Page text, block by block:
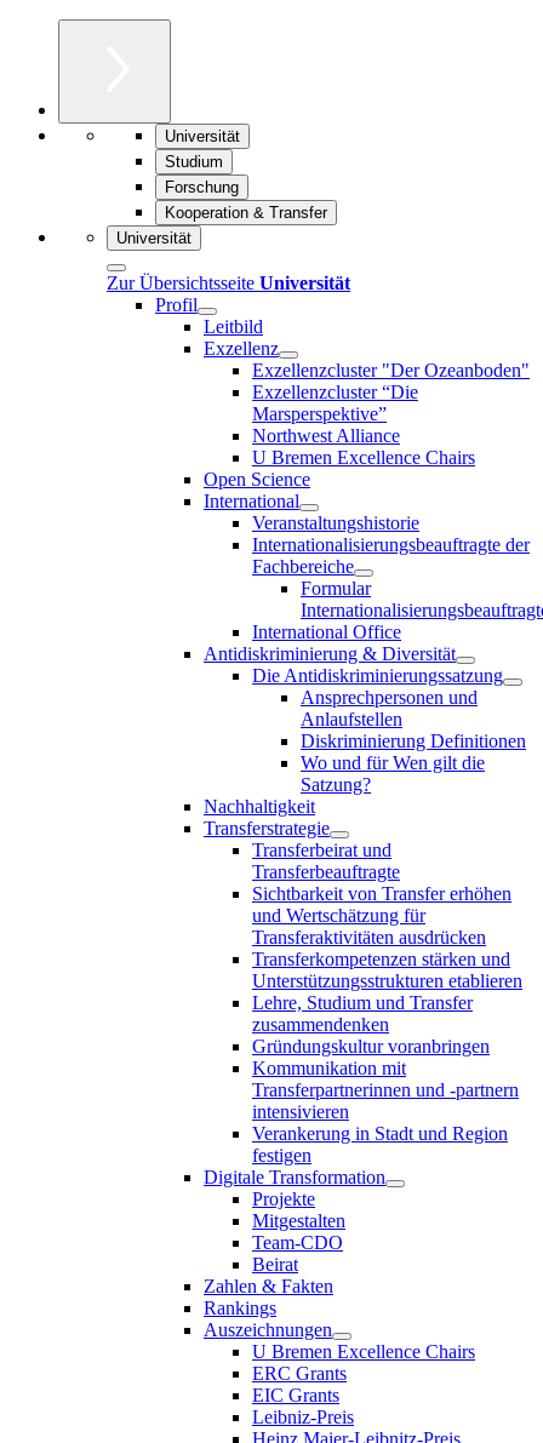
Universität
Studium
Forschung
Kooperation & Transfer
Universität
Zur Übersichtsseite Universität
Profil
Leitbild
Exzellenz
Exzellenzcluster "Der Ozeanboden"
Exzellenzcluster “Die
Marsperspektive”
Northwest Alliance
U Bremen Excellence Chairs
Open Science
International
Veranstaltungshistorie
Internationalisierungsbeauftragte der
Fachbereiche
Formular
International Office
Antidiskriminierung & Diversität
Die Antidiskriminierungssatzung
Ansprechpersonen und
Anlaufstellen
Diskriminierung Definitionen
Wo und für Wen gilt die
Satzung?
Nachhaltigkeit
Transferstrategie
Transferbeirat und
Transferbeauftragte
Sichtbarkeit von Transfer erhöhen
und Wertschätzung für
Transferaktivitäten ausdrücken
Transferkompetenzen stärken und
Unterstützungsstrukturen etablieren
Lehre, Studium und Transfer
zusammendenken
Gründungskultur voranbringen
Kommunikation mit
Transferpartnerinnen und -partnern
intensivieren
Verankerung in Stadt und Region
festigen
Digitale Transformation
Projekte
Mitgestalten
Team-CDO
Beirat
Zahlen & Fakten
Rankings
Auszeichnungen
U Bremen Excellence Chairs
ERC Grants
EIC Grants
Leibniz-Preis
Heinz Maier-Leibnitz-Preis